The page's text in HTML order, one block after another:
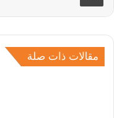
مقالات ذات صلة